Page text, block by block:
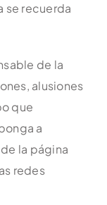
se recuerda
de la
alusiones
que
a
la página
redes